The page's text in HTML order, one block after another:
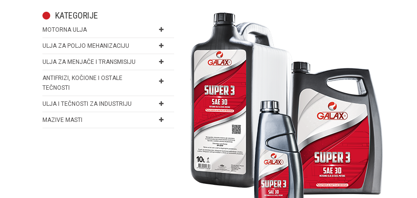
KATEGORIJE
MOTORNA ULJA
ULJA ZA POLJO MEHANIZACIJU
ULJA ZA MENJAČE I TRANSMISIJU
ANTIFRIZI, KOČIONE I OSTALE
TEČNOSTI
ULJA I TEČNOSTI ZA INDUSTRIJU
MAZIVE MASTI